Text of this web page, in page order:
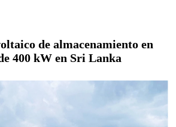
de almacenamiento en
400 kW en Sri Lanka